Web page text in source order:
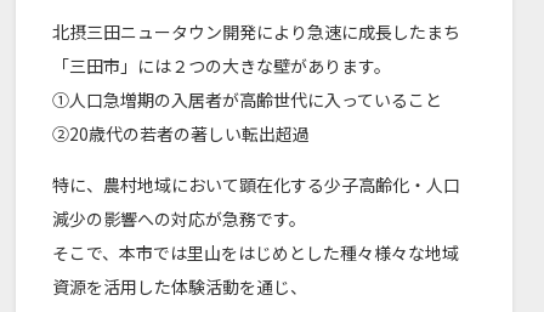
北摂三田ニュータウン開発により急速に成長したまち
「三田市」には２つの大きな壁があります。
①人口急増期の入居者が高齢世代に入っていること
②20歳代の若者の著しい転出超過
特に、農村地域において顕在化する少子高齢化・人口
減少の影響への対応が急務です。
そこで、本市では里山をはじめとした種々様々な地域
資源を活用した体験活動を通じ、